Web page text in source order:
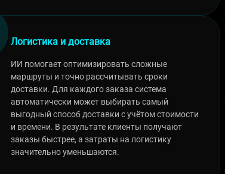
Логистика и доставка
ИИ помогает оптимизировать сложные
маршруты и точно рассчитывать сроки
доставки. Для каждого заказа система
автоматически может выбирать самый
выгодный способ доставки с учётом стоимости
и времени. В результате клиенты получают
заказы быстрее, а затраты на логистику
значительно уменьшаются.